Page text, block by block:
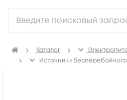
Каталог
Источники